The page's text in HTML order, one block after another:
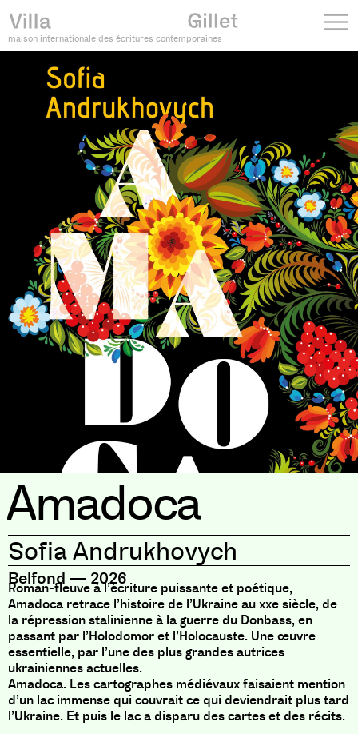
maison internationale des écritures contemporaines
Amadoca
Sofia Andrukhovych
Belfond — 2026
Roman-fleuve à l’écriture puissante et poétique,
Amadoca retrace l’histoire de l’Ukraine au xxe siècle, de
la répression stalinienne à la guerre du Donbass, en
passant par l’Holodomor et l’Holocauste. Une œuvre
essentielle, par l’une des plus grandes autrices
ukrainiennes actuelles.
Amadoca. Les cartographes médiévaux faisaient mention
d’un lac immense qui couvrait ce qui deviendrait plus tard
l’Ukraine. Et puis le lac a disparu des cartes et des récits.